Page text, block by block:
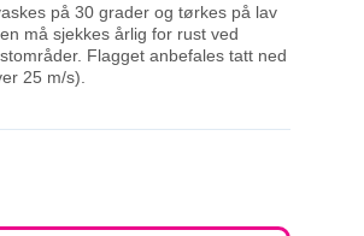
på 30 grader og tørkes på lav
må sjekkes årlig for rust ved
Flagget anbefales tatt ned
25 m/s).